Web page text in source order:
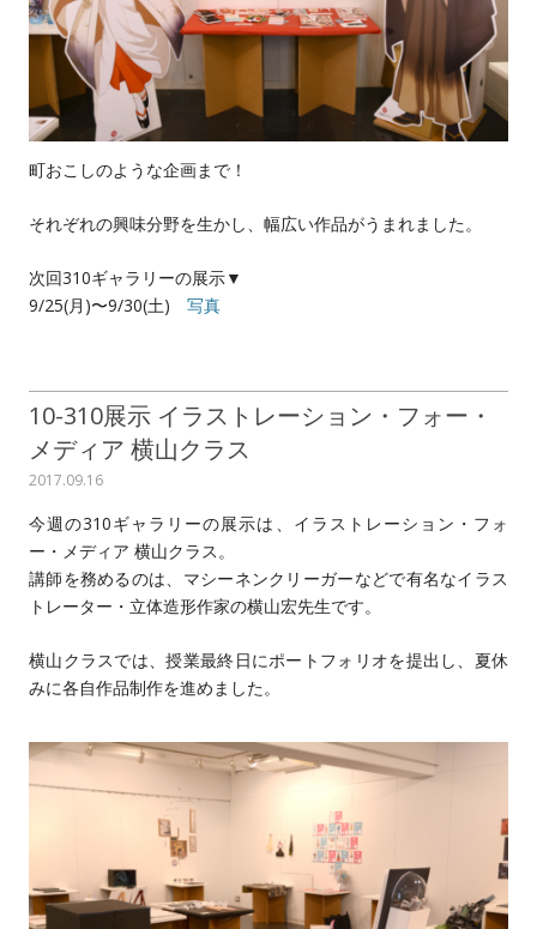
町おこしのような企画まで！
それぞれの興味分野を生かし、幅広い作品がうまれました。
次回310ギャラリーの展示▼
9/25(月)〜9/30(土) 写真
10-310展示 イラストレーション・フォー・
メディア 横山クラス
2017.09.16
今週の310ギャラリーの展示は、イラストレーション・フォ
ー・メディア 横山クラス。
講師を務めるのは、マシーネンクリーガーなどで有名なイラス
トレーター・立体造形作家の横山宏先生です。
横山クラスでは、授業最終日にポートフォリオを提出し、夏休
みに各自作品制作を進めました。